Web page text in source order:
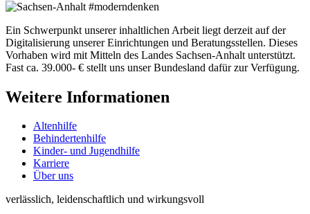
Ein Schwerpunkt unserer inhaltlichen Arbeit liegt derzeit auf der
Digitalisierung unserer Einrichtungen und Beratungsstellen. Dieses
Vorhaben wird mit Mitteln des Landes Sachsen-Anhalt unterstützt.
Fast ca. 39.000- € stellt uns unser Bundesland dafür zur Verfügung.
Weitere Informationen
Altenhilfe
Behindertenhilfe
Kinder- und Jugendhilfe
Karriere
Über uns
verlässlich, leidenschaftlich und wirkungsvoll